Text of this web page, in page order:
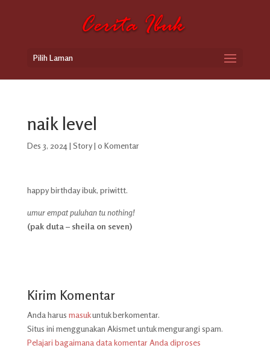
Pilih Laman
naik level
Des 3, 2024 | Story| 0 Komentar
happy birthday ibuk, priwittt.
umur empat puluhan tu nothing!
(pak duta – sheila on seven)
Kirim Komentar
Anda harus masukuntuk berkomentar.
Situs ini menggunakan Akismet untuk mengurangi spam.
Pelajari bagaimana data komentar Anda diproses